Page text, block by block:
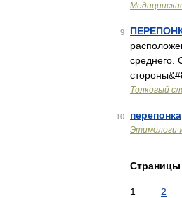
9
среднего.
Толковый
10 перепонка
Страницы
1 2